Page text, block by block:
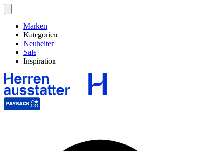
Marken
Kategorien
Neuheiten
Sale
Inspiration